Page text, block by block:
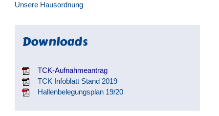
Unsere Hausordnung
Downloads
TCK-Aufnahmeantrag
TCK Infoblatt Stand 2019
Hallenbelegungsplan 19/20